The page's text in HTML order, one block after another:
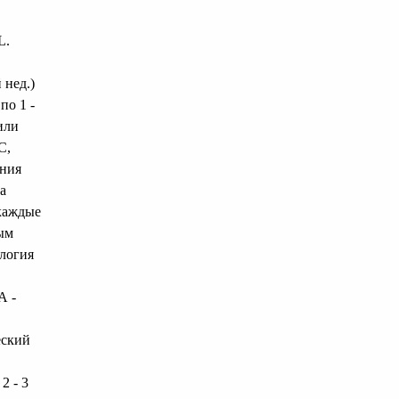
нед.)
1 -
-
2 - 3